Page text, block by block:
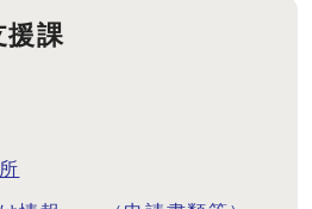
援課